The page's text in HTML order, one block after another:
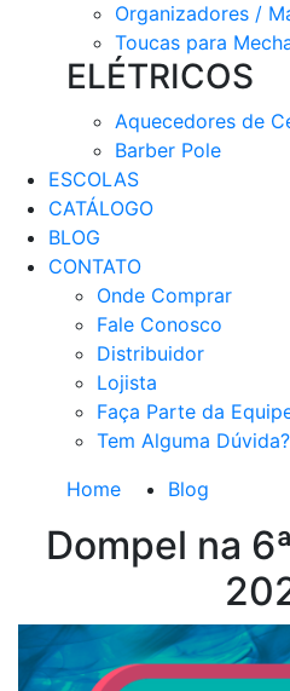
Organizadores /
Toucas para
ELÉTRICOS
Aquecedores de
Barber Pole
ESCOLAS
CATÁLOGO
BLOG
CONTATO
Onde Comprar
Fale Conosco
Distribuidor
Lojista
Faça Parte da
Tem Alguma Dúvida?
Home
Blog
Dompel na